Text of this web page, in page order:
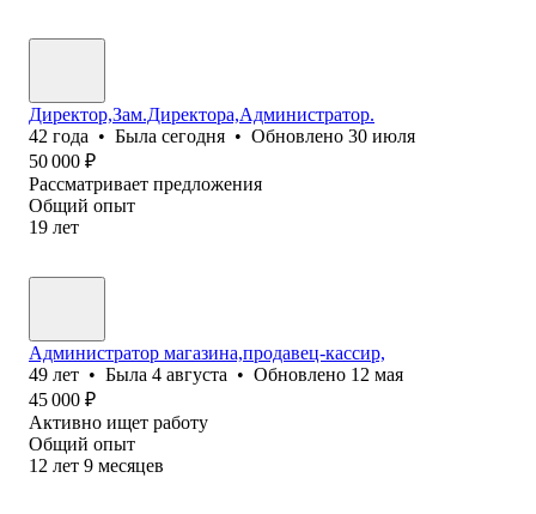
Директор,Зам.Директора,Администратор.
42 года • Была сегодня • Обновлено 30 июля
50 000 ₽
Рассматривает предложения
Общий опыт
19 лет
Администратор магазина,продавец-кассир,
49 лет • Была 4 августа • Обновлено 12 мая
45 000 ₽
Активно ищет работу
Общий опыт
12 лет 9 месяцев